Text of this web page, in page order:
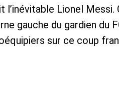
l’inévitable Lionel
gauche du gardien du
sur ce coup